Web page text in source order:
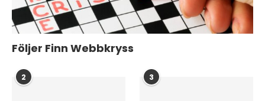
Följer Finn Webbkryss
2 3